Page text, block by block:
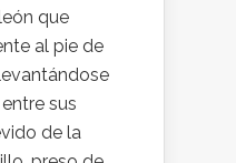
que
al pie de
sus
de la